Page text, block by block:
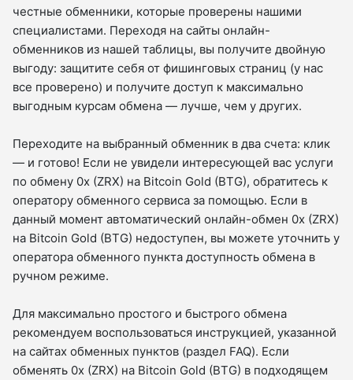
честные обменники, которые проверены нашими
специалистами. Переходя на сайты онлайн-
обменников из нашей таблицы, вы получите двойную
выгоду: защитите себя от фишинговых страниц (у нас
все проверено) и получите доступ к максимально
выгодным курсам обмена — лучше, чем у других.
Переходите на выбранный обменник в два счета: клик
— и готово! Если не увидели интересующей вас услуги
по обмену 0x (ZRX) на Bitcoin Gold (BTG), обратитесь к
оператору обменного сервиса за помощью. Если в
данный момент автоматический онлайн-обмен 0x (ZRX)
на Bitcoin Gold (BTG) недоступен, вы можете уточнить у
оператора обменного пункта доступность обмена в
ручном режиме.
Для максимально простого и быстрого обмена
рекомендуем воспользоваться инструкцией, указанной
на сайтах обменных пунктов (раздел FAQ). Если
обменять 0x (ZRX) на Bitcoin Gold (BTG) в подходящем